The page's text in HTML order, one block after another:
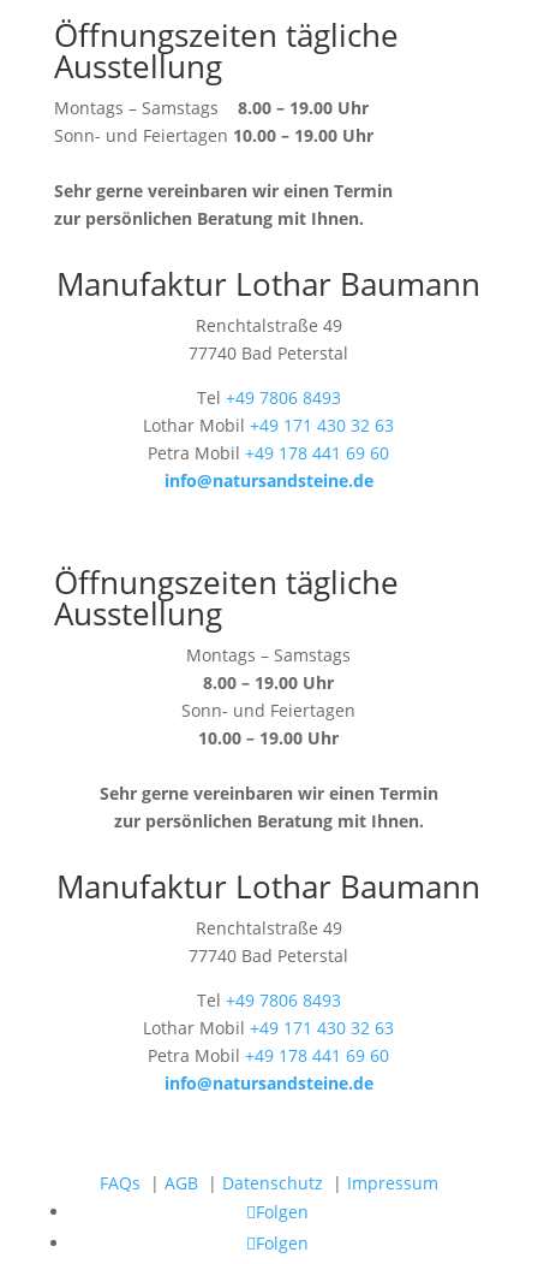
Öffnungszeiten tägliche
Ausstellung
Montags – Samstags 8.00 – 19.00 Uhr
Sonn- und Feiertagen 10.00 – 19.00 Uhr
Sehr gerne vereinbaren wir einen Termin
zur persönlichen Beratung mit Ihnen.
Manufaktur Lothar Baumann
Renchtalstraße 49
77740 Bad Peterstal
Tel +49 7806 8493
Lothar Mobil+49 171 430 32 63
Petra Mobil+49 178 441 69 60
info@natursandsteine.de
Öffnungszeiten tägliche
Ausstellung
Montags – Samstags
8.00 – 19.00 Uhr
Sonn- und Feiertagen
10.00 – 19.00 Uhr
Sehr gerne vereinbaren wir einen Termin
zur persönlichen Beratung mit Ihnen.
Manufaktur Lothar Baumann
Renchtalstraße 49
77740 Bad Peterstal
Tel +49 7806 8493
Lothar Mobil+49 171 430 32 63
Petra Mobil+49 178 441 69 60
info@natursandsteine.de
FAQs | AGB| Datenschutz | Impressum
Folgen
Folgen